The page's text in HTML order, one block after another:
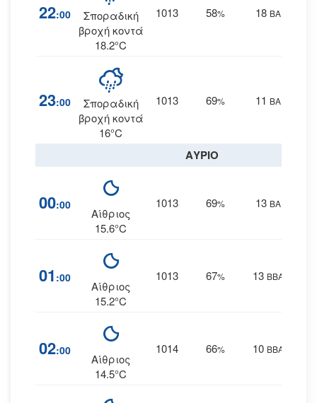
22:00
Σποραδική
βροχή κοντά
18.2°C
1013 58% 18 ΒΑ
23:00
Σποραδική
βροχή κοντά
16°C
1013 69% 11 ΒΑ
ΑΥΡΙΟ
00:00
Αίθριος
15.6°C
1013 69% 13 ΒΑ
01 :00
Αίθριος
15.2°C
1013 67% 13 ΒΒΑ
02:00
Αίθριος
14.5°C
1014 66% 10 ΒΒΑ